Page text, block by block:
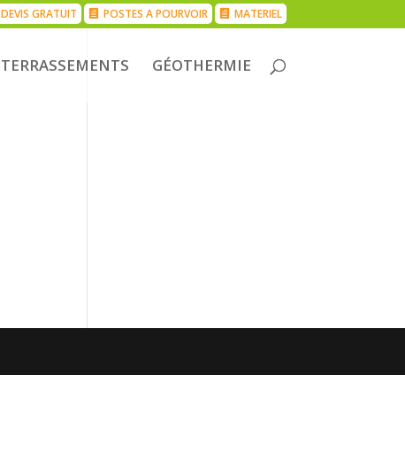
DEVIS GRATUIT POSTES A POURVOIR MATERIEL
TERRASSEMENTS GÉOTHERMIE